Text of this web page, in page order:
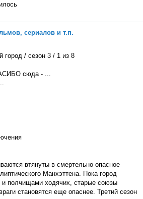
сериалов и т.п.
/ сезон 3 / 1 из 8
сюда - ...
втянуты в смертельно опасное
Манхэттена. Пока город
полчищами ходячих, старые союзы
становятся еще опаснее. Третий сезон